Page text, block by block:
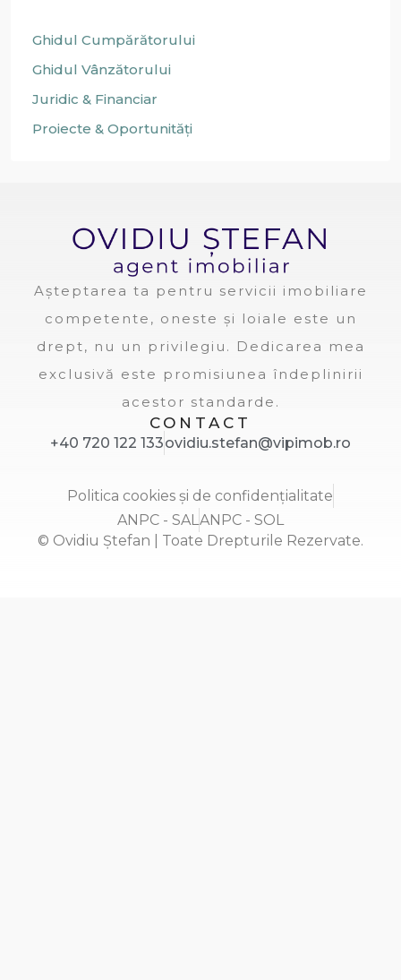
Ghidul Cumpărătorului
Ghidul Vânzătorului
Juridic & Financiar
Proiecte & Oportunități
Așteptarea ta pentru servicii imobiliare
competente, oneste și loiale este un
drept, nu un privilegiu. Dedicarea mea
exclusivă este promisiunea îndeplinirii
acestor standarde.
CONTACT
+40 720 122 133ovidiu.stefan@vipimob.ro
Politica cookies și de confidențialitate
ANPC - SAL ANPC - SOL
© Ovidiu Ștefan | Toate Drepturile Rezervate.